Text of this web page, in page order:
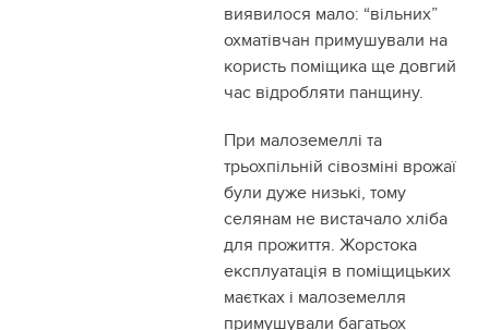
виявилося мало: “вільних”
охматівчан примушували на
користь поміщика ще довгий
час відробляти панщину.
При малоземеллі та
трьохпільній сівозміні врожаї
були дуже низькі, тому
селянам не вистачало хліба
для прожиття. Жорстока
експлуатація в поміщицьких
маєтках і малоземелля
примушували багатьох